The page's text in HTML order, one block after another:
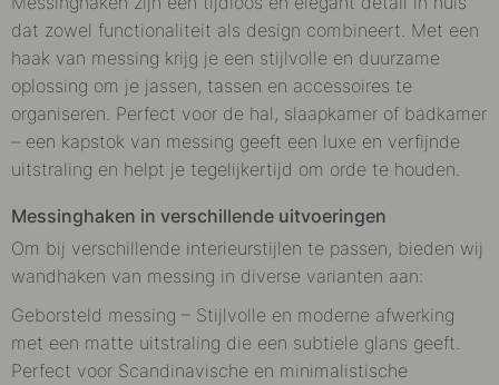
dat zowel functionaliteit als design combineert. Met een
haak van messing krijg je een stijlvolle en duurzame
oplossing om je jassen, tassen en accessoires te
organiseren. Perfect voor de hal, slaapkamer of badkamer
– een kapstok van messing geeft een luxe en verfijnde
uitstraling en helpt je tegelijkertijd om orde te houden.
Messinghaken in verschillende uitvoeringen
Om bij verschillende interieurstijlen te passen, bieden wij
wandhaken van messing in diverse varianten aan:
Geborsteld messing – Stijlvolle en moderne afwerking
met een matte uitstraling die een subtiele glans geeft.
Perfect voor Scandinavische en minimalistische